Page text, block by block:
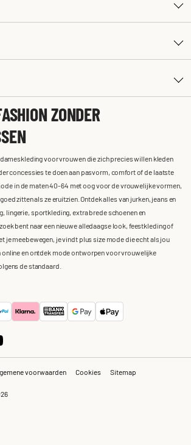
ZONDER
voor vrouwen die zich precies willen kleden
concessies te doen aan pasvorm, comfort of de laatste
in de maten 40-64 met oog voor de vrouwelijke vormen,
zitten als ze eruitzien. Ontdek alles van jurken, jeans en
lingerie, sportkleding, extra brede schoenen en
bent naar een nieuwe alledaagse look, feestkleding of
je meebewegen, je vindt plus size mode die echt als jou
en ontdek mode ontworpen voor vrouwelijke
de standaard.
voorwaarden Cookies Sitemap